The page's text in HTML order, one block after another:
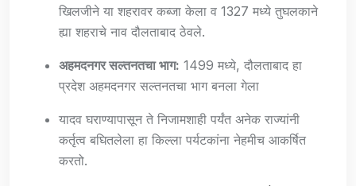
खिलजीने या शहरावर कब्जा केला व 1327 मध्ये तुघलकाने
ह्या शहराचे नाव दौलताबाद ठेवले.
अहमदनगर सल्तनतचा भाग: 1499 मध्ये, दौलताबाद हा
प्रदेश अहमदनगर सल्तनतचा भाग बनला गेला
यादव घराण्यापासून ते निजामशाही पर्यंत अनेक राज्यांनी
कर्तृत्व बघितलेला हा किल्ला पर्यटकांना नेहमीच आकर्षित
करतो.